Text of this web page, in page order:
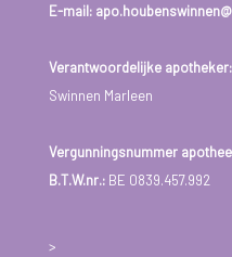
E-mail:
Verantwoordelijke apotheker:
Swinnen Marleen
Vergunningsnummer
B.T.W.nr.:BE 0839.457.992
>